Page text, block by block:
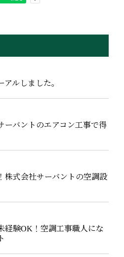
ルしました。
ーバントのエアコン工事で得
株式会社サーバントの空調設
経験OK！空調工事職人にな